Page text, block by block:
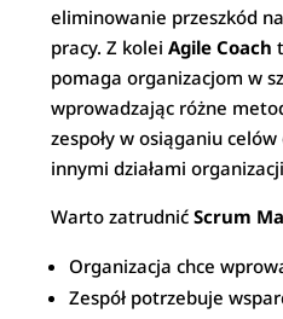
eliminowanie przeszkód
pracy. Z koleiAgile Coach
pomaga organizacjom w
wprowadzając różne
zespoły w osiąganiu
innymi działami
Warto zatrudnićScrum
Organizacja chce
Zespół potrzebuje